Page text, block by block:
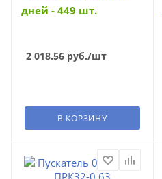
дней - 449 шт.
2 018.56 руб./шт
В КОРЗИНУ